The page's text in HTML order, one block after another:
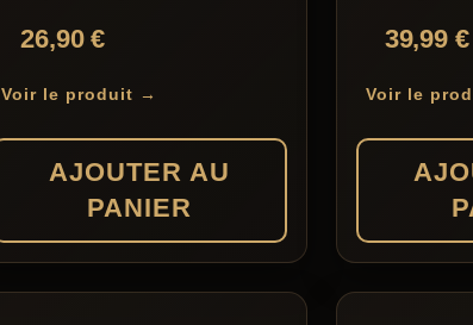
26,90€
Voir le produit →
AJOUTER AU
PANIER
39,99€
Voir le